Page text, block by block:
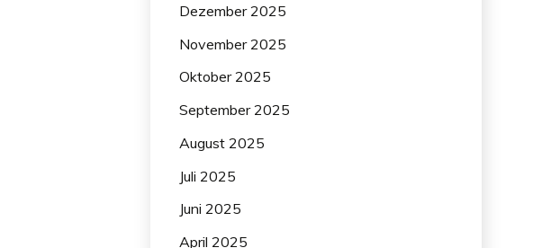
Dezember 2025
November 2025
Oktober 2025
September 2025
August 2025
Juli 2025
Juni 2025
April 2025